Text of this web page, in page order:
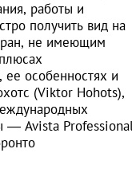
работы и
получить вид на
не имеющим
особенностях и
(Viktor Hohots),
— Avista